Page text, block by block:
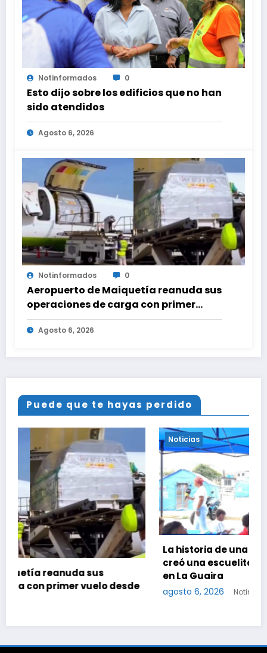
Notinformados 0
Esto dijo sobre los edificios que no han
sido atendidos
Agosto 6, 2026
Notinformados 0
Aeropuerto de Maiquetía reanuda sus
operaciones de carga con primer
vuelo desde Panamá
Agosto 6, 2026
Puede que te hayas perdido
Noticias
La historia de una maestra con cáncer que
creó una escuelita para niños damnificados
en La Guaira
agosto 6, 2026 Notinformados